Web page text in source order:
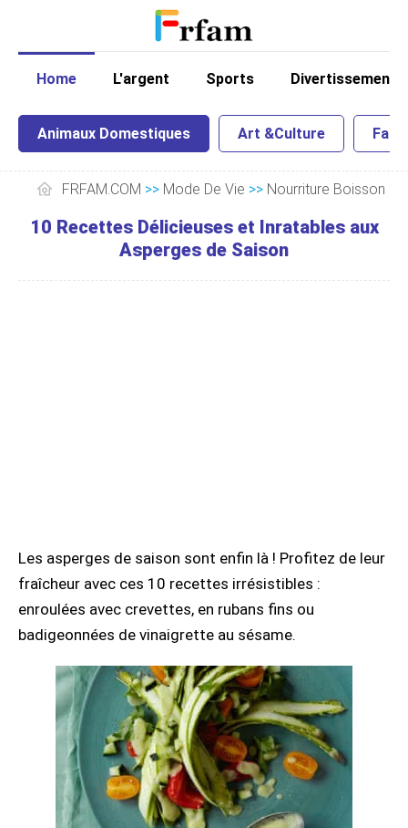
Home L'argent Sports Divertissement
Animaux Domestiques Art &Culture
FRFAM.COM >> Mode De Vie >> Nourriture Boisson
10 Recettes Délicieuses et Inratables aux
Asperges de Saison
Les asperges de saison sont enfin là ! Profitez de leur
fraîcheur avec ces 10 recettes irrésistibles :
enroulées avec crevettes, en rubans fins ou
badigeonnées de vinaigrette au sésame.